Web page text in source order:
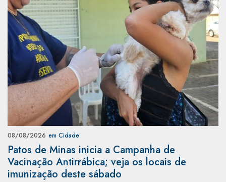
08/08/2026 em Cidade
Patos de Minas inicia a Campanha de
Vacinação Antirrábica; veja os locais de
imunização deste sábado